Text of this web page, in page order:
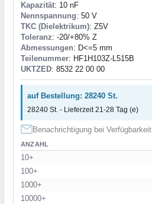
Kapazität: 10 nF
Nennspannung: 50 V
TKC (Dielektrikum): Z5V
Toleranz: -20/+80% Z
Abmessungen: D<=5 mm
Teilenummer: HF1H103Z-L515B
UKTZED: 8532 22 00 00
auf Bestellung: 28240 St.
28240 St. - Lieferzeit 21-28 Tag (e)
Benachrichtigung bei Verfügbarkeit
ANZAHL
10+
100+
1000+
10000+